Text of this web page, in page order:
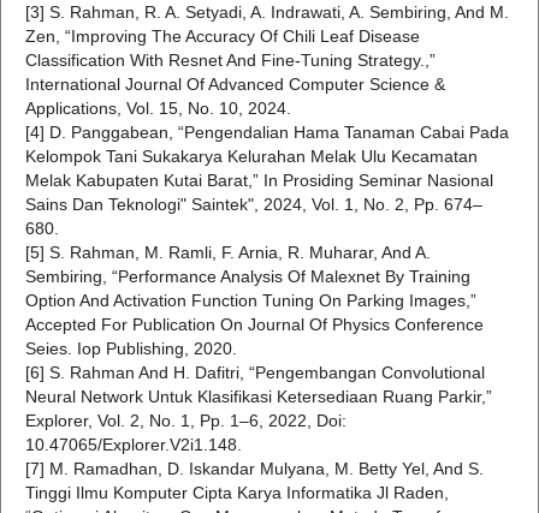
[3] S. Rahman, R. A. Setyadi, A. Indrawati, A. Sembiring, And M.
Zen, “Improving The Accuracy Of Chili Leaf Disease
Classification With Resnet And Fine-Tuning Strategy.,”
International Journal Of Advanced Computer Science &
Applications, Vol. 15, No. 10, 2024.
[4] D. Panggabean, “Pengendalian Hama Tanaman Cabai Pada
Kelompok Tani Sukakarya Kelurahan Melak Ulu Kecamatan
Melak Kabupaten Kutai Barat,” In Prosiding Seminar Nasional
Sains Dan Teknologi" Saintek", 2024, Vol. 1, No. 2, Pp. 674–
680.
[5] S. Rahman, M. Ramli, F. Arnia, R. Muharar, And A.
Sembiring, “Performance Analysis Of Malexnet By Training
Option And Activation Function Tuning On Parking Images,”
Accepted For Publication On Journal Of Physics Conference
Seies. Iop Publishing, 2020.
[6] S. Rahman And H. Dafitri, “Pengembangan Convolutional
Neural Network Untuk Klasifikasi Ketersediaan Ruang Parkir,”
Explorer, Vol. 2, No. 1, Pp. 1–6, 2022, Doi:
10.47065/Explorer.V2i1.148.
[7] M. Ramadhan, D. Iskandar Mulyana, M. Betty Yel, And S.
Tinggi Ilmu Komputer Cipta Karya Informatika Jl Raden,